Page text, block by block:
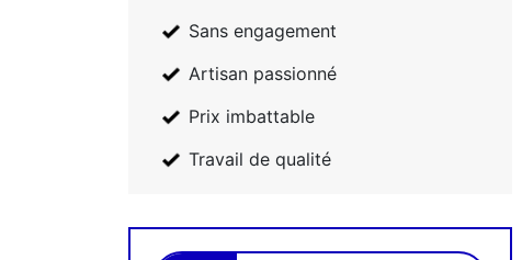
Sans engagement
Artisan passionné
Prix imbattable
Travail de qualité